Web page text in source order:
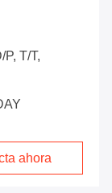
P, T/T,
ahora